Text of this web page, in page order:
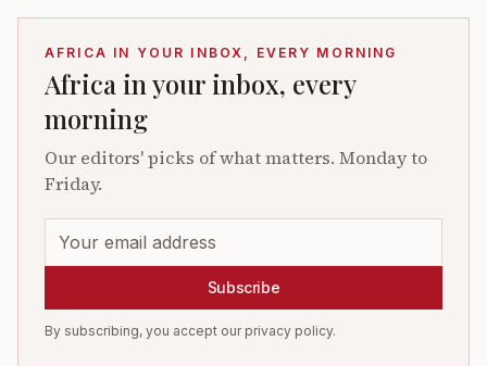
AFRICA IN YOUR INBOX, EVERY MORNING
Africa in your inbox, every
morning
Our editors' picks of what matters. Monday to
Friday.
Subscribe
By subscribing, you accept our privacy policy.